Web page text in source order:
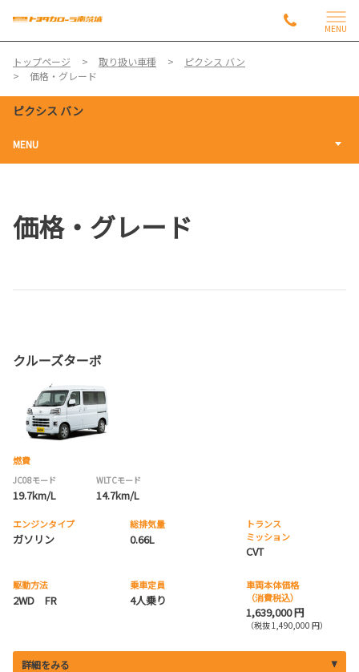
MENU
トップページ 取り扱い車種
ピクシス バン
価格・グレード
ピクシス バン
MENU
価格・グレード
クルーズターボ
燃費
JC08モード
19.7km/L
WLTCモード
14.7km/L
エンジンタイプ
ガソリン
総排気量
0.66L
トランス
ミッション
CVT
駆動方法
2WD FR
乗車定員
4人乗り
車両本体価格
（消費税込）
1,639,000 円
（税抜 1,490,000 円）
詳細をみる